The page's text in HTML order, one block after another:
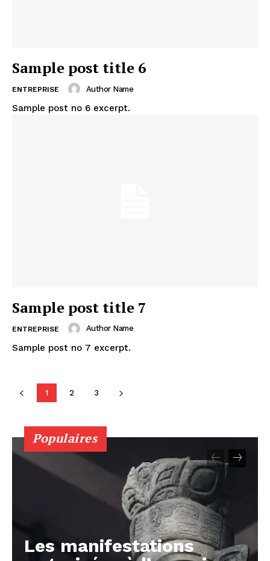
Sample post title 6
ENTREPRISE Author Name
Sample post no 6 excerpt.
Sample post title 7
ENTREPRISE Author Name
Sample post no 7 excerpt.
1 2 3
Populaires
Les manifestations